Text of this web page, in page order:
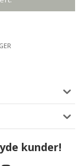
kunder!